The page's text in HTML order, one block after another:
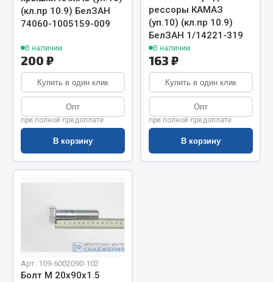
Прокладки
Рукава высокого давления
Показать ещё
Весь раздел
Автомобильная электрика
Автолампы
Выключатели кнопочные
Изолента
Показать ещё
(кл.пр 10.9) БелЗАН
74060-1005159-009
В наличии
200 ₽
Купить в один клик
Опт
при полной предоплате
В корзину
рессоры КАМАЗ
(уп.10) (кл.пр 10.9)
БелЗАН 1/14221-319
В наличии
163 ₽
Купить в один клик
Опт
при полной предоплате
В корзину
Арт. 109-6002090-102
Болт М 20х90х1.5